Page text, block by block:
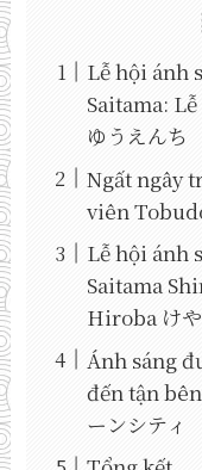
Lễ hội ánh
Saitama:
ゆうえんち
Ngất ngây
viên
Lễ hội ánh
Saitama
Hiroba け
Ánh sáng
đến tận
ーンシティ